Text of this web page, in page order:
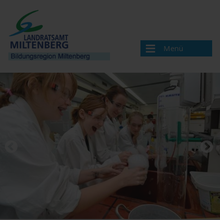
Menü
Bildungsregion
Aktuelles
Veranstaltungen / Termine
Veranstaltung melden
Bildungsregionen in Bayern
Angebote & Projekte